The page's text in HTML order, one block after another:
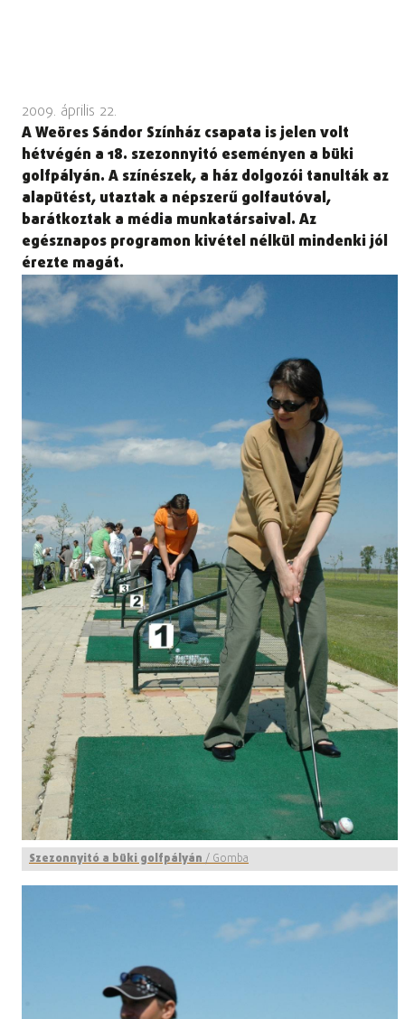
2009. április 22.
A Weöres Sándor Színház csapata is jelen volt
hétvégén a 18. szezonnyitó eseményen a büki
golfpályán. A színészek, a ház dolgozói tanulták az
alapütést, utaztak a népszerű golfautóval,
barátkoztak a média munkatársaival. Az
egésznapos programon kivétel nélkül mindenki jól
érezte magát.
Szezonnyitó a büki golfpályán / Gomba